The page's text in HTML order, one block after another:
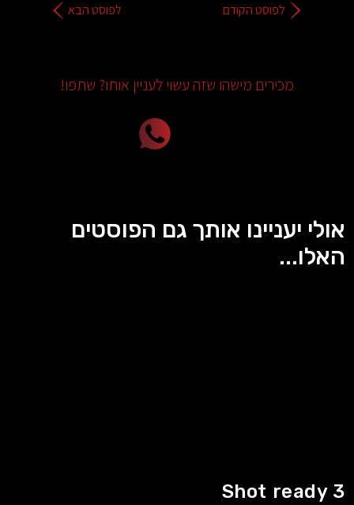
לפוסט הקודם לפוסט הבא
מכירים מישהו שזה עשוי לעניין אותו? שתפו!
אולי יעניינו אותך גם הפוסטים
האלו...
Shot ready 3